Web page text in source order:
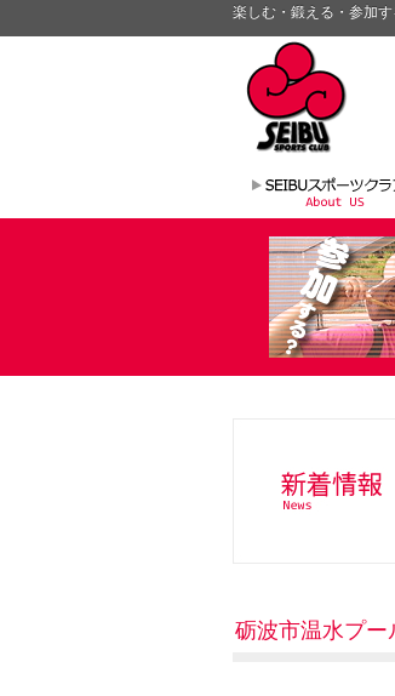
楽しむ・鍛える・参加
砺波市温水プー